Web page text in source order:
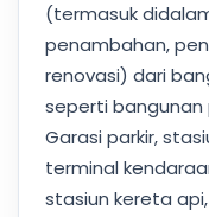
(termasuk
penambahan,
renovasi) dari
seperti bangunan
Garasi parkir,
terminal
stasiun kereta